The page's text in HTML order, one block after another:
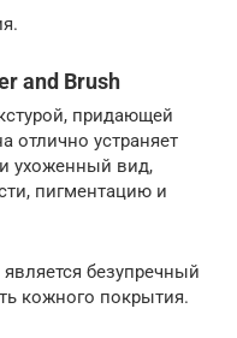
and Brush
придающей
отлично устраняет
ухоженный вид,
пигментацию и
безупречный
кожного покрытия.